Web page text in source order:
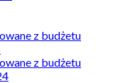
z budżetu
z budżetu